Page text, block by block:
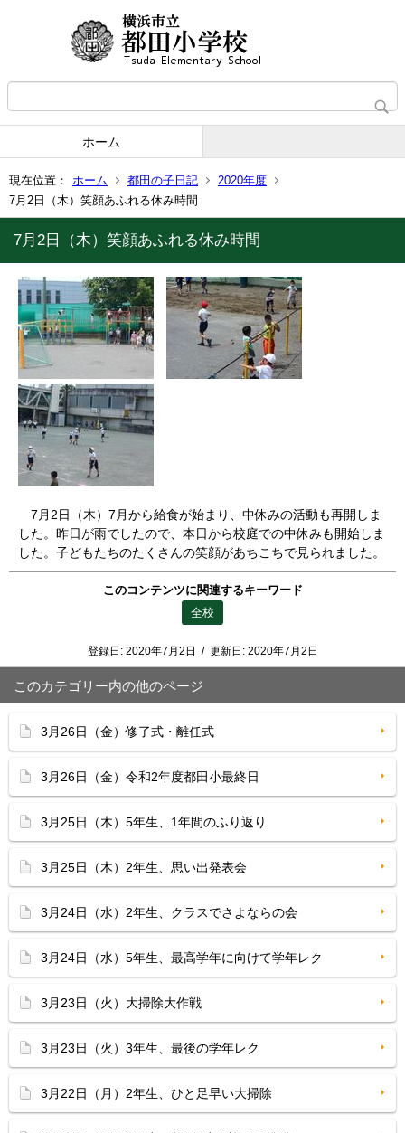
ホーム
現在位置： ホーム 都田の子日記
2020年度
7月2日（木）笑顔あふれる休み時間
7月2日（木）笑顔あふれる休み時間
7月2日（木）7月から給食が始まり、中休みの活動も再開しま
した。昨日が雨でしたので、本日から校庭での中休みも開始しま
した。子どもたちのたくさんの笑顔があちこちで見られました。
このコンテンツに関連するキーワード
全校
登録日: 2020年7月2日 / 更新日: 2020年7月2日
このカテゴリー内の他のページ
3月26日（金）修了式・離任式
3月26日（金）令和2年度都田小最終日
3月25日（木）5年生、1年間のふり返り
3月25日（木）2年生、思い出発表会
3月24日（水）2年生、クラスでさよならの会
3月24日（水）5年生、最高学年に向けて学年レク
3月23日（火）大掃除大作戦
3月23日（火）3年生、最後の学年レク
3月22日（月）2年生、ひと足早い大掃除